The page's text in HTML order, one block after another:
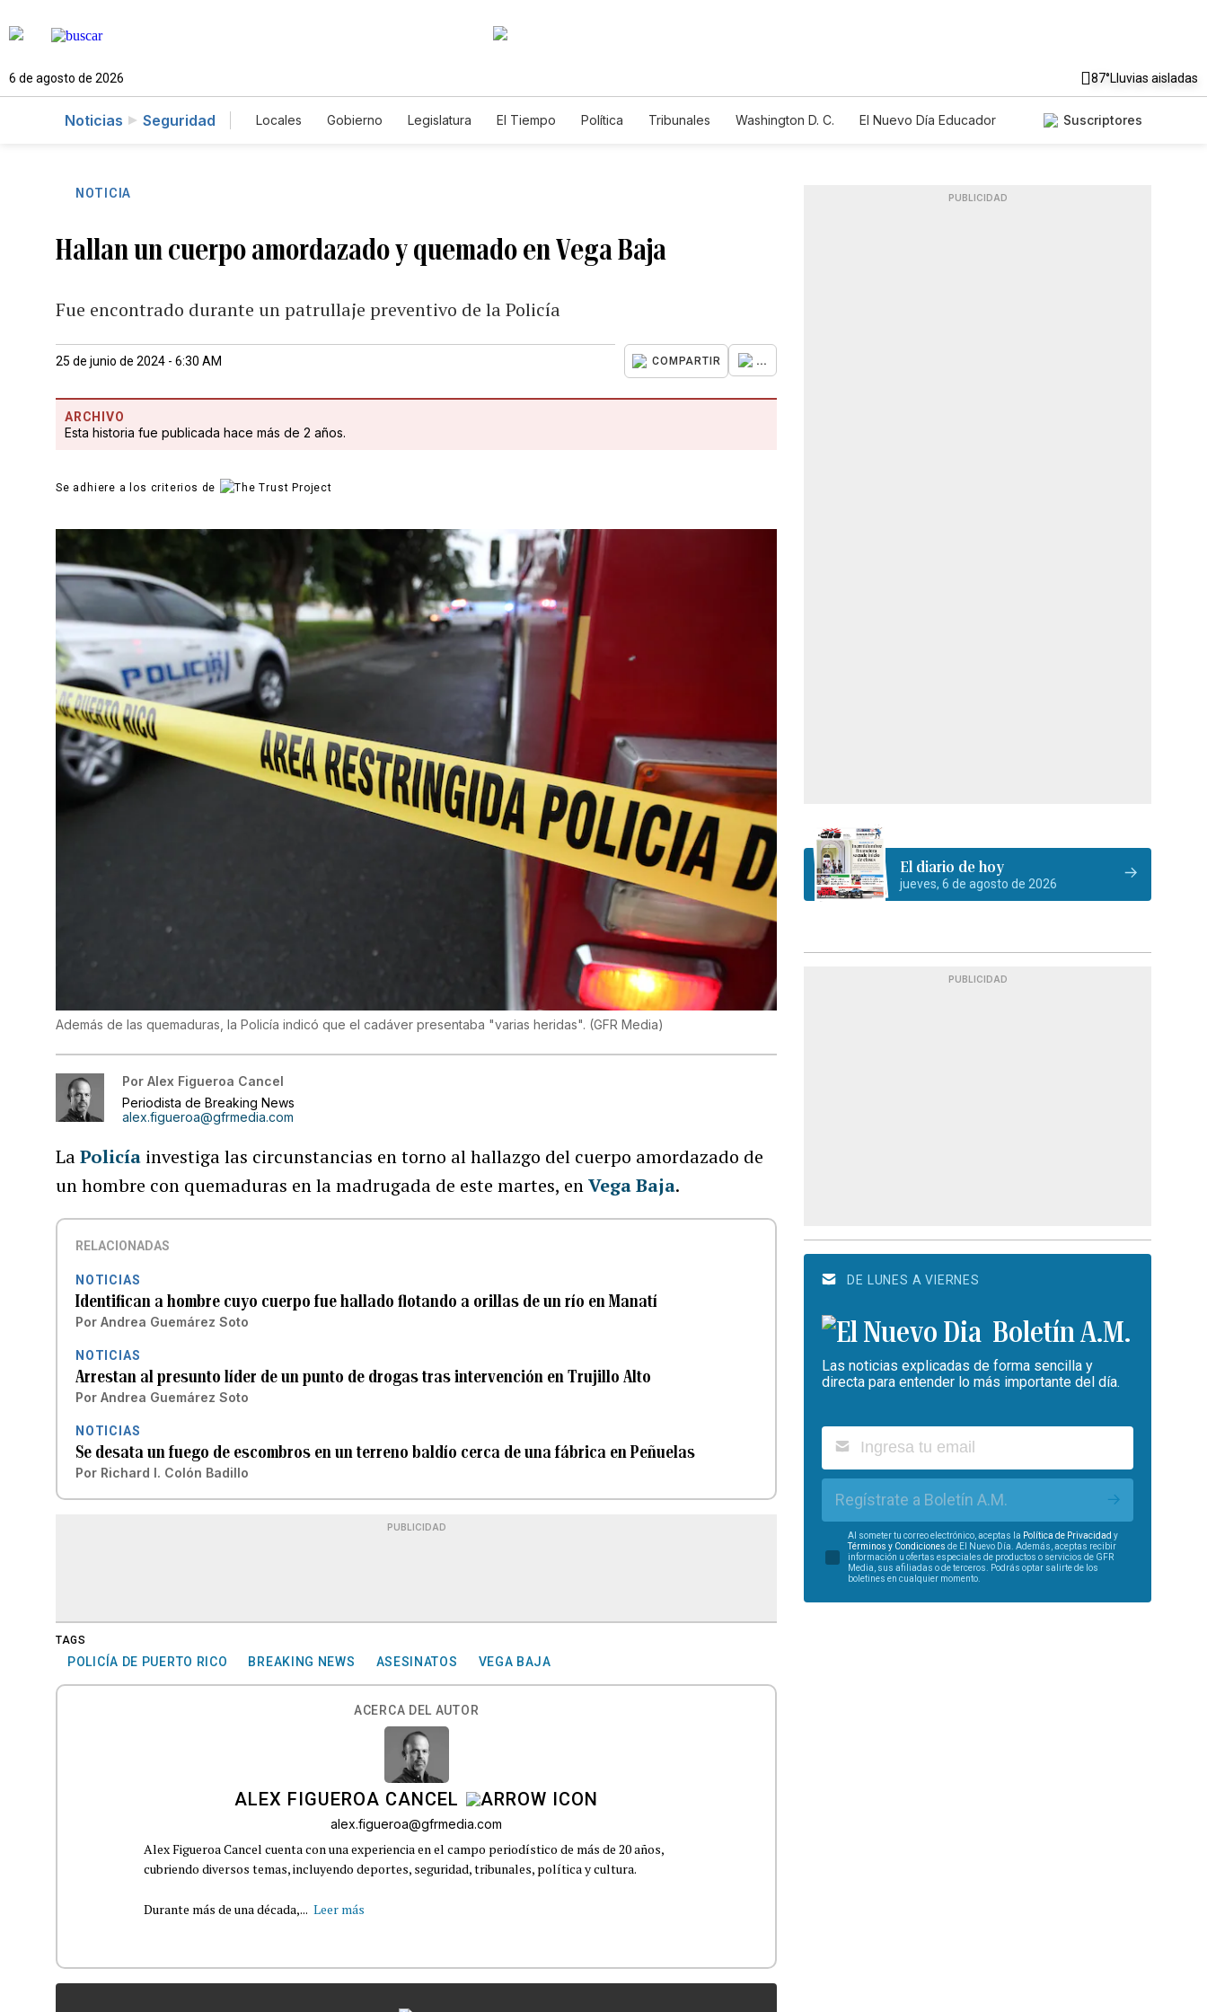
6 de agosto de 2026 87°Lluvias aisladas
Noticias Seguridad Locales Gobierno Legislatura El Tiempo Política Tribunales Washington D. C.
El Nuevo Día Educador
Suscriptores
NOTICIA
Hallan un cuerpo amordazado y quemado en Vega Baja
Fue encontrado durante un patrullaje preventivo de la Policía
25 de junio de 2024 - 6:30 AM COMPARTIR ...
ARCHIVO
Esta historia fue publicada hace más de 2 años.
Se adhiere a los criterios de
Además de las quemaduras, la Policía indicó que el cadáver presentaba "varias heridas". (GFR Media)
Por Alex Figueroa Cancel
Periodista de Breaking News
alex.figueroa@gfrmedia.com
LaPolicía investiga las circunstancias en torno al hallazgo del cuerpo amordazado de
un hombre con quemaduras en la madrugada de este martes, enVega Baja.
RELACIONADAS
NOTICIAS
Identifican a hombre cuyo cuerpo fue hallado flotando a orillas de un río en Manatí
Por Andrea Guemárez Soto
NOTICIAS
Arrestan al presunto líder de un punto de drogas tras intervención en Trujillo Alto
Por Andrea Guemárez Soto
NOTICIAS
Se desata un fuego de escombros en un terreno baldío cerca de una fábrica en Peñuelas
Por Richard I. Colón Badillo
PUBLICIDAD
TAGS
POLICÍA DE PUERTO RICO BREAKING NEWS ASESINATOS VEGA BAJA
ACERCA DEL AUTOR
ALEX FIGUEROA CANCEL
alex.figueroa@gfrmedia.com
Alex Figueroa Cancel cuenta con una experiencia en el campo periodístico de más de 20 años,
cubriendo diversos temas, incluyendo deportes, seguridad, tribunales, política y cultura.
Durante más de una década,... Leer más
PUBLICIDAD
El diario de hoy
jueves, 6 de agosto de 2026
PUBLICIDAD
DE LUNES A VIERNES
Boletín A.M.
Las noticias explicadas de forma sencilla y
directa para entender lo más importante del día.
Regístrate a Boletín A.M.
Al someter tu correo electrónico, aceptas la Política de Privacidad y
Términos y Condiciones de El Nuevo Día. Además, aceptas recibir
información u ofertas especiales de productos o servicios de GFR
Media, sus afiliadas o de terceros. Podrás optar salirte de los
boletines en cualquier momento.